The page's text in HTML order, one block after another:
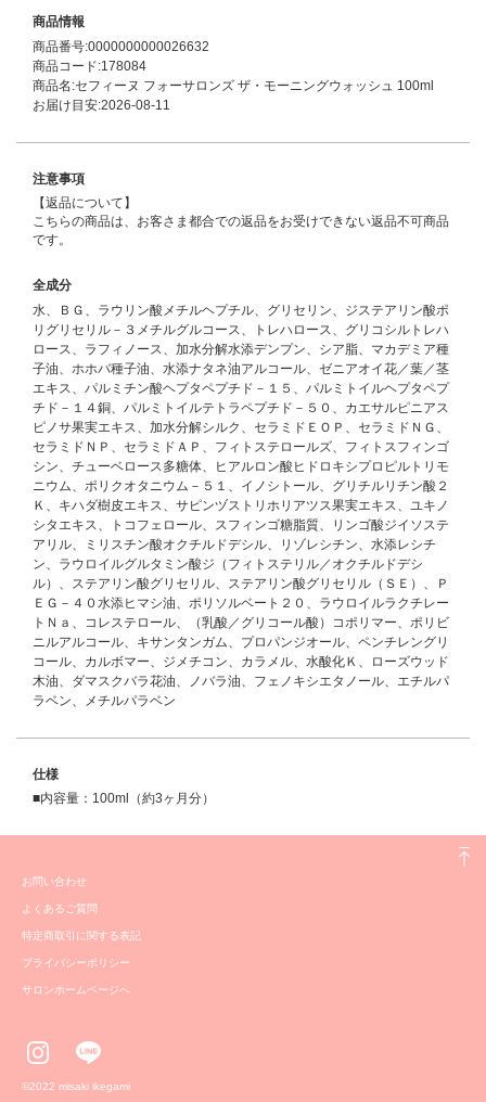
商品情報
商品番号:0000000000026632
商品コード:178084
商品名:セフィーヌ フォーサロンズ ザ・モーニングウォッシュ 100ml
お届け目安:2026-08-11
注意事項
【返品について】
こちらの商品は、お客さま都合での返品をお受けできない返品不可商品
です。
全成分
水、ＢＧ、ラウリン酸メチルヘプチル、グリセリン、ジステアリン酸ポ
リグリセリル－３メチルグルコース、トレハロース、グリコシルトレハ
ロース、ラフィノース、加水分解水添デンプン、シア脂、マカデミア種
子油、ホホバ種子油、水添ナタネ油アルコール、ゼニアオイ花／葉／茎
エキス、パルミチン酸ヘプタペプチド－１５、パルミトイルヘプタペプ
チド－１４銅、パルミトイルテトラペプチド－５０、カエサルピニアス
ピノサ果実エキス、加水分解シルク、セラミドＥＯＰ、セラミドＮＧ、
セラミドＮＰ、セラミドＡＰ、フィトステロールズ、フィトスフィンゴ
シン、チューベロース多糖体、ヒアルロン酸ヒドロキシプロピルトリモ
ニウム、ポリクオタニウム－５１、イノシトール、グリチルリチン酸２
Ｋ、キハダ樹皮エキス、サピンヅストリホリアツス果実エキス、ユキノ
シタエキス、トコフェロール、スフィンゴ糖脂質、リンゴ酸ジイソステ
アリル、ミリスチン酸オクチルドデシル、リゾレシチン、水添レシチ
ン、ラウロイルグルタミン酸ジ（フィトステリル／オクチルドデシ
ル）、ステアリン酸グリセリル、ステアリン酸グリセリル（ＳＥ）、Ｐ
ＥＧ－４０水添ヒマシ油、ポリソルベート２０、ラウロイルラクチレー
トＮａ、コレステロール、（乳酸／グリコール酸）コポリマー、ポリビ
ニルアルコール、キサンタンガム、プロパンジオール、ペンチレングリ
コール、カルボマー、ジメチコン、カラメル、水酸化Ｋ、ローズウッド
木油、ダマスクバラ花油、ノバラ油、フェノキシエタノール、エチルパ
ラベン、メチルパラベン
仕様
■内容量：100ml（約3ヶ月分）
お問い合わせ
よくあるご質問
特定商取引に関する表記
プライバシーポリシー
サロンホームページへ
©️2022 misaki ikegami